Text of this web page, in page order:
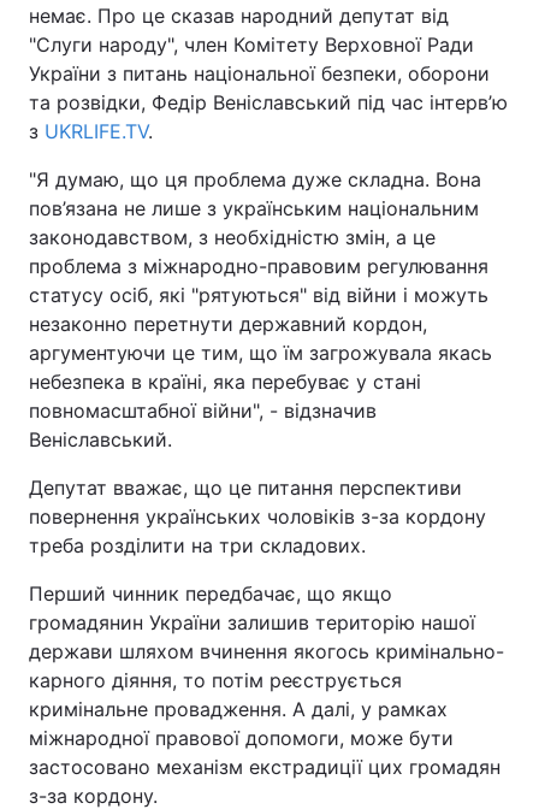
немає. Про це сказав народний депутат від
"Слуги народу", член Комітету Верховної Ради
України з питань національної безпеки, оборони
та розвідки, Федір Веніславський під час інтерв’ю
з UKRLIFE.TV.
"Я думаю, що ця проблема дуже складна. Вона
пов’язана не лише з українським національним
законодавством, з необхідністю змін, а це
проблема з міжнародно-правовим регулювання
статусу осіб, які "рятуються" від війни і можуть
незаконно перетнути державний кордон,
аргументуючи це тим, що їм загрожувала якась
небезпека в країні, яка перебуває у стані
повномасштабної війни", - відзначив
Веніславський.
Депутат вважає, що це питання перспективи
повернення українських чоловіків з-за кордону
треба розділити на три складових.
Перший чинник передбачає, що якщо
громадянин України залишив територію нашої
держави шляхом вчинення якогось кримінально-
карного діяння, то потім реєструється
кримінальне провадження. А далі, у рамках
міжнародної правової допомоги, може бути
застосовано механізм екстрадиції цих громадян
з-за кордону.